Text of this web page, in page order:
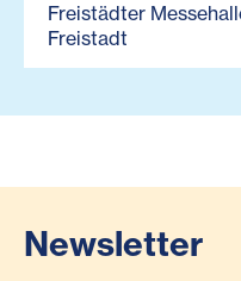
Freistädter
Freistadt
Newsletter